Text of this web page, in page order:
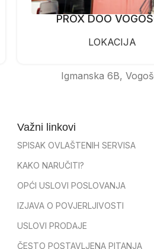
PROX DOO
LOKACIJA
Igmanska 6B,
Važni linkovi
SPISAK OVLAŠTENIH SERVISA
KAKO NARUČITI?
OPĆI USLOVI POSLOVANJA
IZJAVA O POVJERLJIVOSTI
USLOVI PRODAJE
ČESTO POSTAVLJENA PITANJA